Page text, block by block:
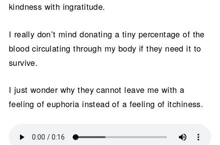
kindness with ingratitude.
I really don’t mind donating a tiny percentage of the
blood circulating through my body if they need it to
survive.
I just wonder why they cannot leave me with a
feeling of euphoria instead of a feeling of itchiness.